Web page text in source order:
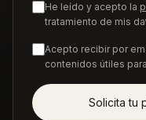
He leído y acepto la
tratamiento de mis
Acepto recibir por
contenidos útiles
Solicita tu